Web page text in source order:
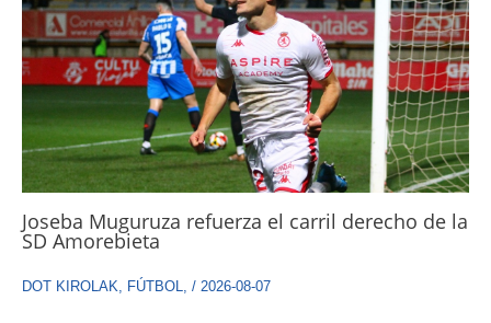
Joseba Muguruza refuerza el carril derecho de la
SD Amorebieta
DOT KIROLAK FÚTBOL / 2026-08-07